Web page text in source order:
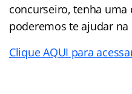
concurseiro, tenha
poderemos te ajudar na
Clique AQUI para